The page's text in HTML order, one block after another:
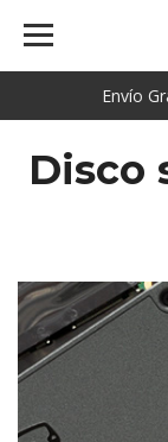
Envío
Disco